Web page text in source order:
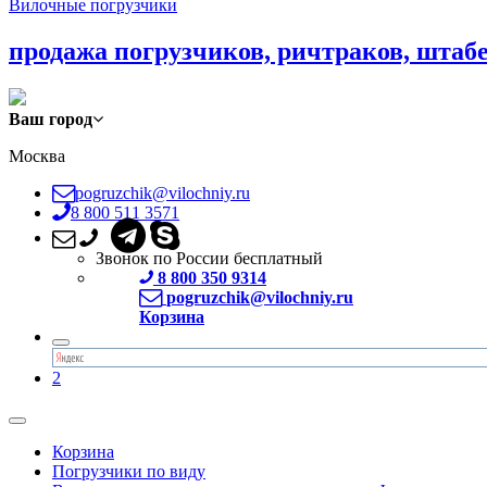
Вилочные погрузчики
продажа погрузчиков, ричтраков,
Ваш город
Москва
pogruzchik@vilochniy.ru
8 800 511 3571
Звонок по России бесплатный
8 800 350 9314
pogruzchik@vilochniy.ru
Корзина
2
Корзина
Погрузчики по виду